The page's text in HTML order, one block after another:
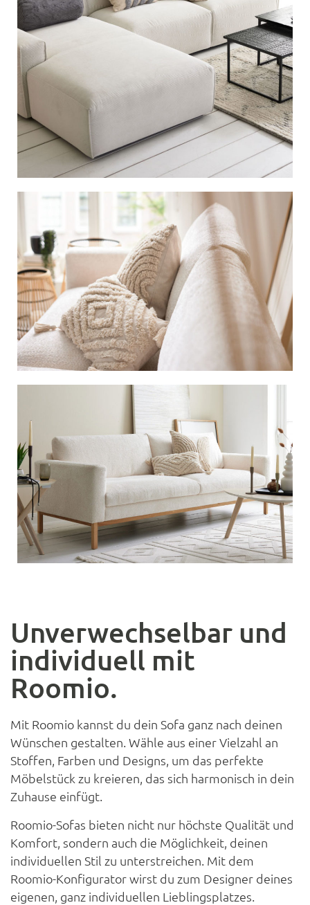
Unverwechselbar und
individuell mit
Roomio.
Mit Roomio kannst du dein Sofa ganz nach deinen
Wünschen gestalten. Wähle aus einer Vielzahl an
Stoffen, Farben und Designs, um das perfekte
Möbelstück zu kreieren, das sich harmonisch in dein
Zuhause einfügt.
Roomio-Sofas bieten nicht nur höchste Qualität und
Komfort, sondern auch die Möglichkeit, deinen
individuellen Stil zu unterstreichen. Mit dem
Roomio-Konfigurator wirst du zum Designer deines
eigenen, ganz individuellen Lieblingsplatzes.